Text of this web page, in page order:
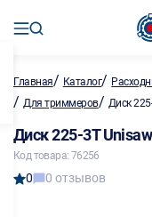
Главная/ Каталог/
/ Для триммеров/ Диск
Диск 225-3Т
Код товара: 76256
0 0 отзывов